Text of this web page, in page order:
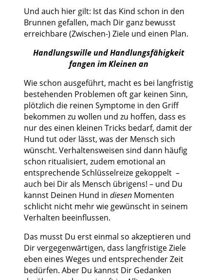
Und auch hier gilt: Ist das Kind schon in den
Brunnen gefallen, mach Dir ganz bewusst
erreichbare (Zwischen-) Ziele und einen Plan.
Handlungswille und Handlungsfähigkeit
fangen im Kleinen an
Wie schon ausgeführt, macht es bei langfristig
bestehenden Problemen oft gar keinen Sinn,
plötzlich die reinen Symptome in den Griff
bekommen zu wollen und zu hoffen, dass es
nur des einen kleinen Tricks bedarf, damit der
Hund tut oder lässt, was der Mensch sich
wünscht. Verhaltensweisen sind dann häufig
schon ritualisiert, zudem emotional an
entsprechende Schlüsselreize gekoppelt –
auch bei Dir als Mensch übrigens! – und Du
kannst Deinen Hund indiesen Momenten
schlicht nicht mehr wie gewünscht in seinem
Verhalten beeinflussen.
Das musst Du erst einmal so akzeptieren und
Dir vergegenwärtigen, dass langfristige Ziele
eben eines Weges und entsprechender Zeit
bedürfen. Aber Du kannst Dir Gedanken